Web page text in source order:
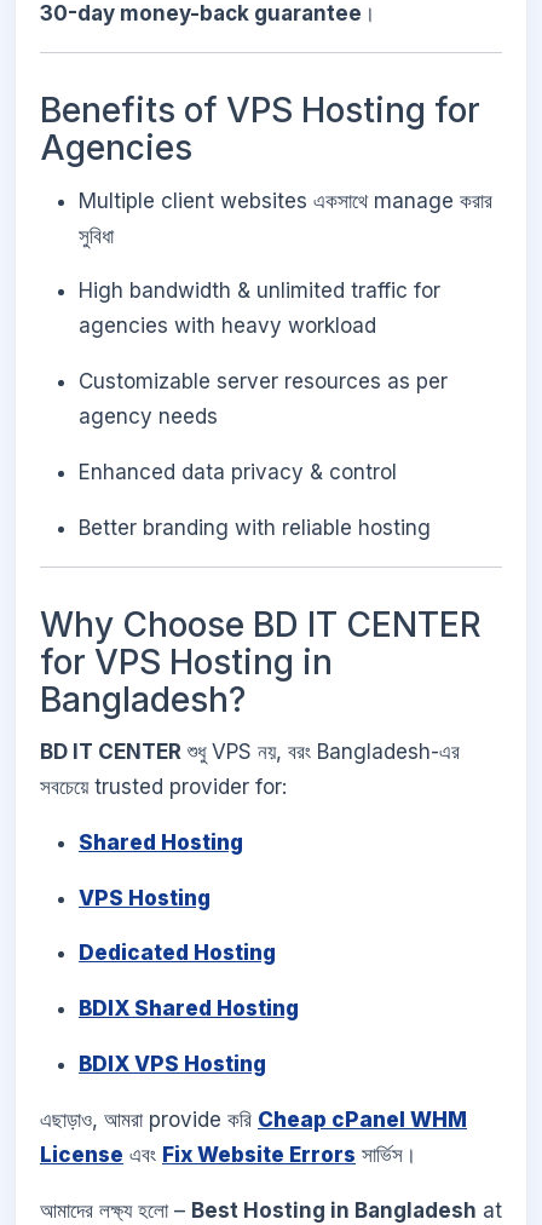
30-day money-back guarantee ।
Benefits of VPS Hosting for
Agencies
Multiple client websites একসাথে manage করার
সুবিধা
High bandwidth & unlimited traffic for
agencies with heavy workload
Customizable server resources as per
agency needs
Enhanced data privacy & control
Better branding with reliable hosting
Why Choose BD IT CENTER
for VPS Hosting in
Bangladesh?
BD IT CENTER শুধু VPS নয়, বরং Bangladesh-এর
সবচেয়ে trusted provider for:
Shared Hosting
VPS Hosting
Dedicated Hosting
BDIX Shared Hosting
BDIX VPS Hosting
এছাড়াও, আমরা provide করি Cheap cPanel WHM
License এবং Fix Website Errors সার্ভিস।
আমাদের লক্ষ্য হলো – Best Hosting in Bangladesh at